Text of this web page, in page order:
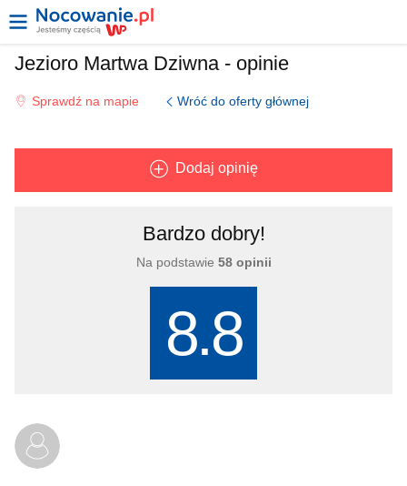
Jezioro Martwa Dziwna - opinie
Sprawdź na mapie Wróć do oferty głównej
Dodaj opinię
Bardzo dobry!
Na podstawie 58 opinii
8.8